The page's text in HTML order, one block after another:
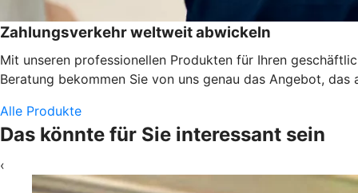
Zahlungsverkehr weltweit abwickeln
Mit unseren professionellen Produkten für Ihren
Beratung bekommen Sie von uns genau das Angebot,
Alle Produkte
Das könnte für Sie interessant sein
‹